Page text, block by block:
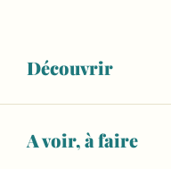
Découvrir
A voir, à faire